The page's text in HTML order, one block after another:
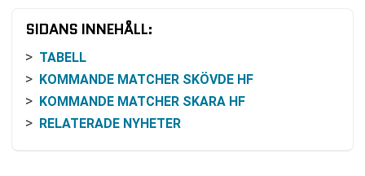
SIDANS INNEHÅLL:
TABELL
KOMMANDE MATCHER SKÖVDE HF
KOMMANDE MATCHER SKARA HF
RELATERADE NYHETER